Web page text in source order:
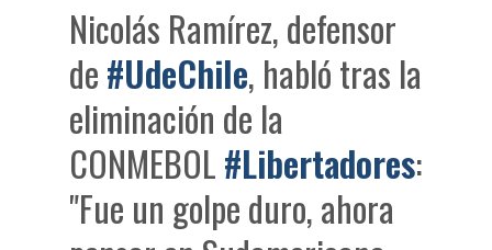
Nicolás Ramírez, defensor
de#UdeChile, habló tras la
eliminación de la
CONMEBOL#Libertadores:
"Fue un golpe duro, ahora